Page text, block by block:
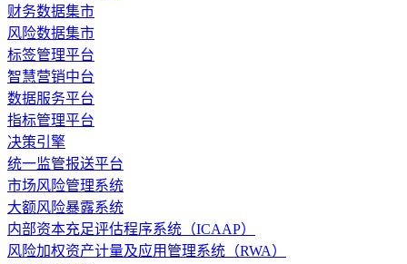
财务数据集市
风险数据集市
标签管理平台
智慧营销中台
数据服务平台
指标管理平台
决策引擎
统一监管报送平台
市场风险管理系统
大额风险暴露系统
内部资本充足评估程序系统（ICAAP）
风险加权资产计量及应用管理系统（RWA）